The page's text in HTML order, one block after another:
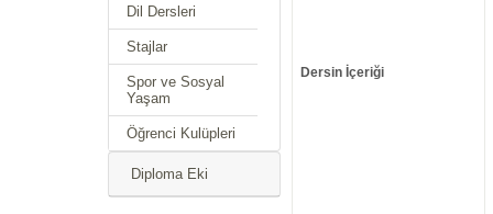
Dil Dersleri
Stajlar
Spor ve Sosyal
Yaşam
Öğrenci Kulüpleri
Diploma Eki
Dersin İçeriği